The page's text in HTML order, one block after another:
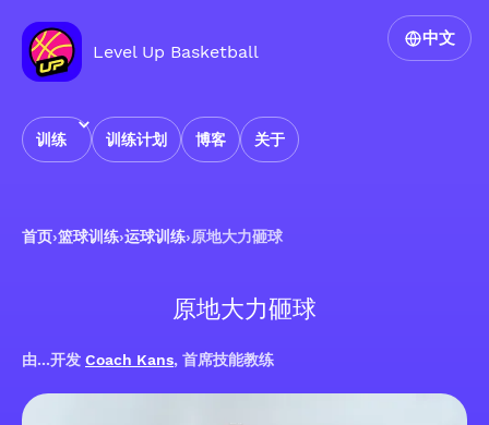
Level Up Basketball
训练 训练计划 博客 关于
中文
首页›篮球训练›运球训练›原地大力砸球
原地大力砸球
由...开发 Coach Kans, 首席技能教练